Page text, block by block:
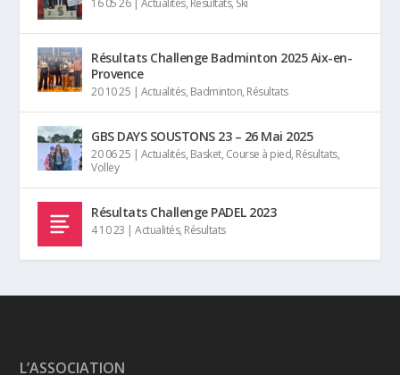
16 05 26| Actualités, Résultats, Ski
Résultats Challenge Badminton 2025 Aix-en-
Provence
20 10 25 | Actualités, Badminton, Résultats
GBS DAYS SOUSTONS 23 – 26 Mai 2025
20 06 25 | Actualités, Basket, Course à pied, Résultats,
Volley
Résultats Challenge PADEL 2023
4 10 23 |Actualités, Résultats
L’ASSOCIATION